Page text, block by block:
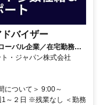
バイザー
ーバル企業／在宅勤務メ
・ジャパン株式会社
について＞ 9:00～
～２日 ※残業なし ＜勤務